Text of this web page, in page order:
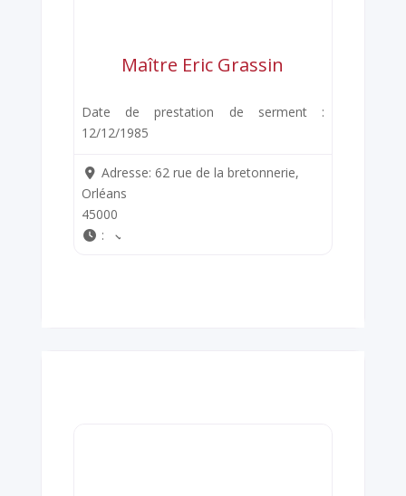
Maître Eric Grassin
Date de prestation de serment :
12/12/1985
Adresse: 62 rue de la bretonnerie,
Orléans
45000
: